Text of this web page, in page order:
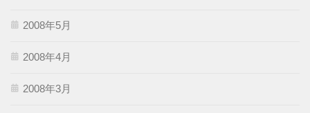
2008年5月
2008年4月
2008年3月